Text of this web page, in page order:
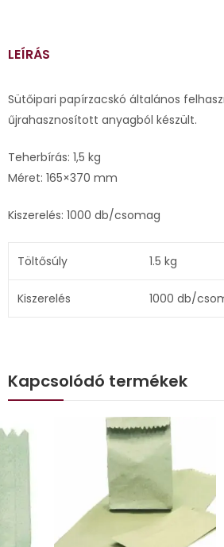
LEÍRÁS
Sütőipari papírzacskó általános
űjrahasznosított anyagból készült.
Teherbírás: 1,5 kg
Méret: 165×370 mm
Kiszerelés: 1000 db/csomag
Töltősúly 1.5 kg
Kiszerelés 1000 db/
Kapcsolódó termékek